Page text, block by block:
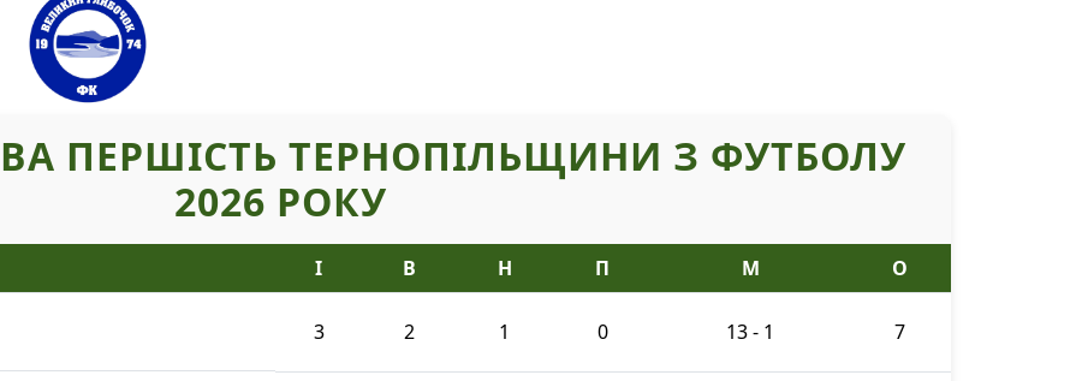
ПЕРШІСТЬ ТЕРНОПІЛЬЩИНИ З ФУТБОЛУ
2026 РОКУ
І В Н П М О
3 2 1 0 13 - 1 7